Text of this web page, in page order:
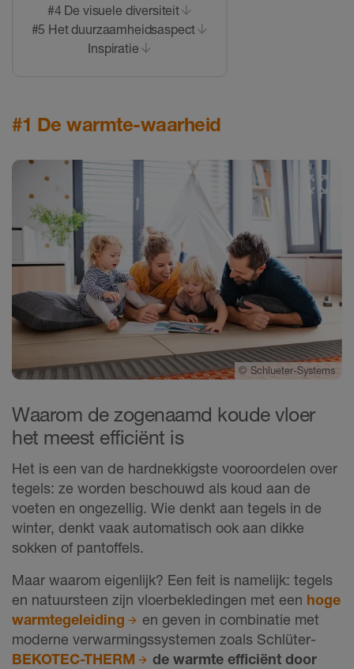
#4 De visuele diversiteit
#5 Het duurzaamheidsaspect
Inspiratie
#1 De warmte-waarheid
© Schlueter-Systems
Waarom de zogenaamd koude vloer
het meest efficiënt is
Het is een van de hardnekkigste vooroordelen over
tegels: ze worden beschouwd als koud aan de
voeten en ongezellig. Wie denkt aan tegels in de
winter, denkt vaak automatisch ook aan dikke
sokken of pantoffels.
Maar waarom eigenlijk? Een feit is namelijk: tegels
en natuursteen zijn vloerbekledingen met een hoge
warmtegeleiding
en geven in combinatie met
moderne verwarmingssystemen zoals Schlüter-
BEKOTEC-THERM
de warmte efficiënt door